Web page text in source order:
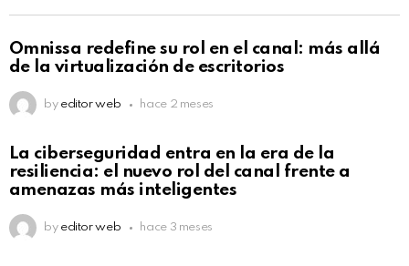
Omnissa redefine su rol en el canal: más allá
de la virtualización de escritorios
by editor web hace 2 meses
La ciberseguridad entra en la era de la
resiliencia: el nuevo rol del canal frente a
amenazas más inteligentes
by editor web hace 3 meses